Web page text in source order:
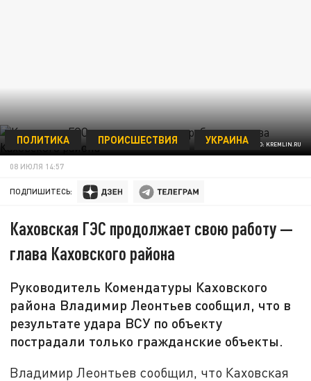
ФОТО: KREMLIN.RU
ПОЛИТИКА ПРОИСШЕСТВИЯ УКРАИНА
08 ИЮЛЯ 14:57
ПОДПИШИТЕСЬ:
Каховская ГЭС продолжает свою работу —
глава Каховского района
Руководитель Комендатуры Каховского
района Владимир Леонтьев сообщил, что в
результате удара ВСУ по объекту
пострадали только гражданские объекты.
Владимир Леонтьев сообщил, что Каховская